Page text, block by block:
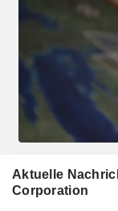
Aktuelle
Corporation